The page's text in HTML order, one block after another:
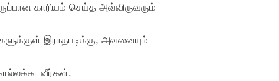
காரியம் செய்த அவ்விருவரும்
இராதபடிக்கு, அவனையும்